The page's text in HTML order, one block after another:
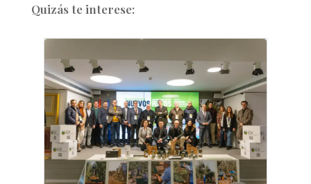
Quizás te interese: